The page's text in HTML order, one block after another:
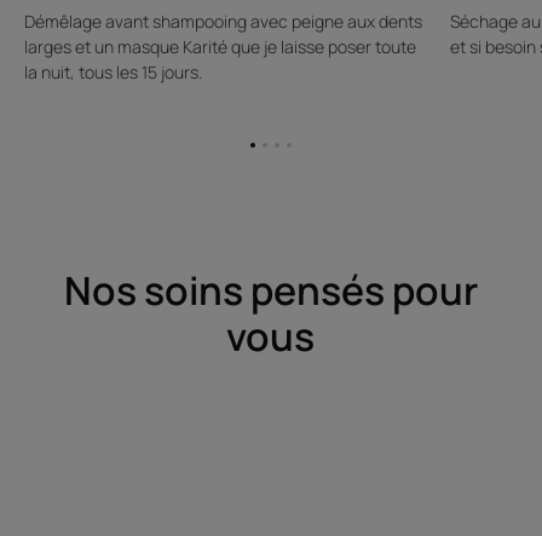
Démêlage avant shampooing avec peigne aux dents
larges et un masque Karité que je laisse poser toute
la nuit, tous les 15 jours.
Séchage
et si besoin
Aller
AllerAllerAller
Nos soins pensés pour
vous